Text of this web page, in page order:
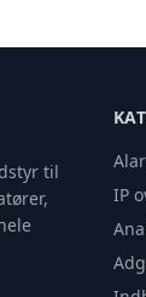
til
IP